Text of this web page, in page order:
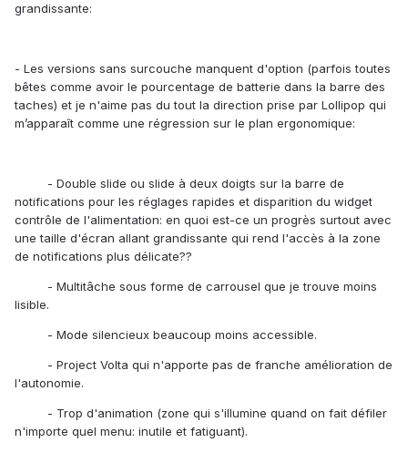
grandissante:
- Les versions sans surcouche manquent d'option (parfois toutes
bêtes comme avoir le pourcentage de batterie dans la barre des
taches) et je n'aime pas du tout la direction prise par Lollipop qui
m’apparaît comme une régression sur le plan ergonomique:
- Double slide ou slide à deux doigts sur la barre de
notifications pour les réglages rapides et disparition du widget
contrôle de l'alimentation: en quoi est-ce un progrès surtout avec
une taille d'écran allant grandissante qui rend l'accès à la zone
de notifications plus délicate??
- Multitâche sous forme de carrousel que je trouve moins
lisible.
- Mode silencieux beaucoup moins accessible.
- Project Volta qui n'apporte pas de franche amélioration de
l'autonomie.
- Trop d'animation (zone qui s'illumine quand on fait défiler
n'importe quel menu: inutile et fatiguant).